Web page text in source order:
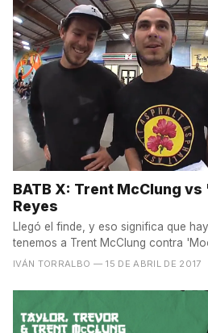
BATB X: Trent McClung
Reyes
Llegó el finde, y eso significa que
tenemos a Trent McClung contra
IVÁN TORRALBO — 15 DE ABRIL DE 2017